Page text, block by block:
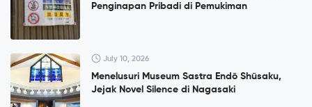
Penginapan Pribadi di Pemukiman
July 10, 2026
Menelusuri Museum Sastra Endō Shūsaku,
Jejak Novel Silence di Nagasaki